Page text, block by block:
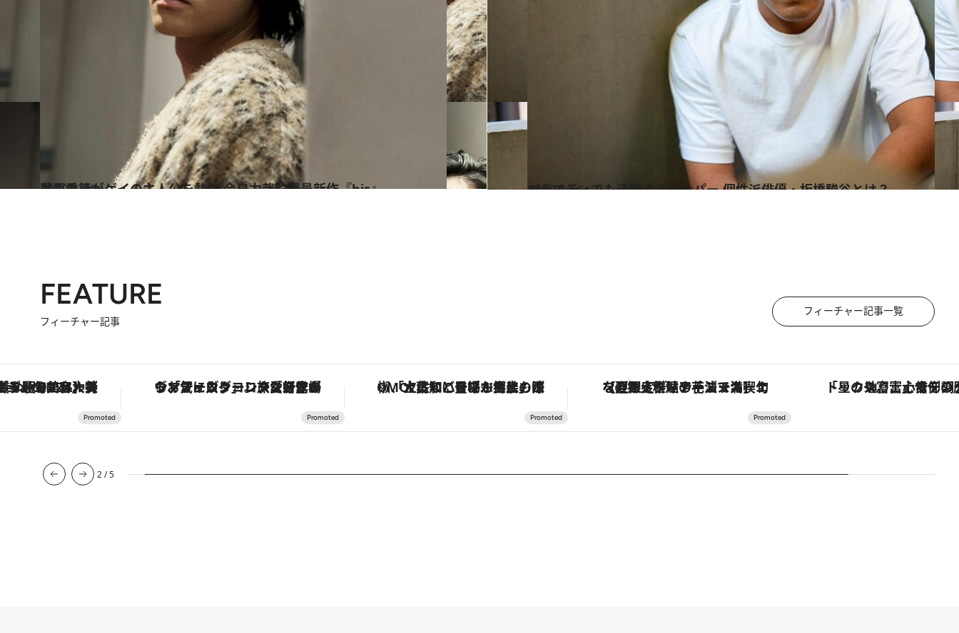
2020.1.10
藤原季節がゲイの主人公を熱演 今泉力哉監督最新作『his』
カルチャー 2019.12.6
バラエティでも活躍するラッパー 個性派俳優・板橋駿谷とは？
カルチャー
FEATURE
フィーチャー記事
フィーチャー記事一覧
【銀座で出合う最旬美容】美髪ケアや上質な眠り…セルフケアのアップデートから、特別な名入れギフトまで。大人のための「ReFa GINZA」クルーズ ヴァシュロン・コンスタンタン「オーヴァーシーズ・オートマティック」。旅愛好家のお気に入りコレクションから、ジェンダーレスな新作が登場 「土佐和ハーブかき氷」がOMO7高知に登場！生姜、山椒、大葉など目にも舌にも涼を呼ぶ郷土の味 【夏限定ディナーコース】旬を迎える稚鮎や花ズッキーニなどをイタリア・トスカーナの郷土料理の手法で満喫！ 「星のや富士」でデジタルデトックス。冨士信仰の歴史
2/5